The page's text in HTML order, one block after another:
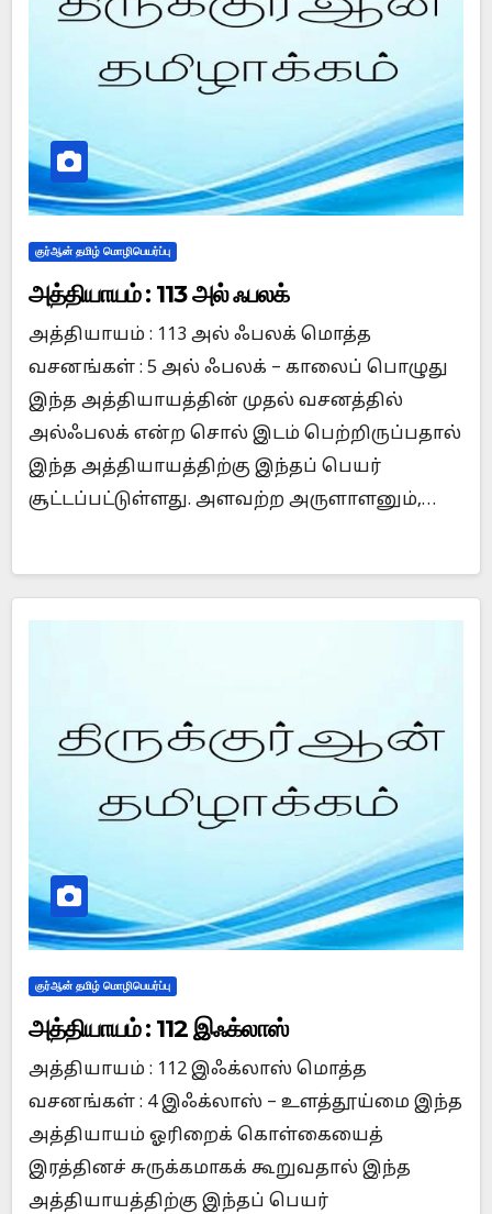
குர்ஆன் தமிழ் மொழிபெயர்ப்பு
அத்தியாயம் : 113 அல் ஃபலக்
அத்தியாயம் : 113 அல் ஃபலக் மொத்த
வசனங்கள் : 5 அல் ஃபலக் – காலைப் பொழுது
இந்த அத்தியாயத்தின் முதல் வசனத்தில்
அல்ஃபலக் என்ற சொல் இடம் பெற்றிருப்பதால்
இந்த அத்தியாயத்திற்கு இந்தப் பெயர்
சூட்டப்பட்டுள்ளது. அளவற்ற அருளாளனும்,…
குர்ஆன் தமிழ் மொழிபெயர்ப்பு
அத்தியாயம் : 112 இஃக்லாஸ்
அத்தியாயம் : 112 இஃக்லாஸ் மொத்த
வசனங்கள் : 4 இஃக்லாஸ் – உளத்தூய்மை இந்த
அத்தியாயம் ஓரிறைக் கொள்கையைத்
இரத்தினச் சுருக்கமாகக் கூறுவதால் இந்த
அத்தியாயத்திற்கு இந்தப் பெயர்